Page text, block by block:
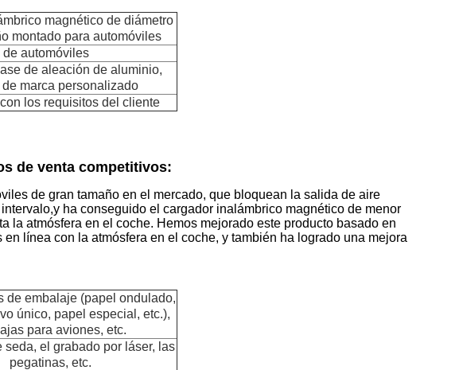
magnético de diámetro
montado para automóviles
de automóviles
de aleación de aluminio,
de marca personalizado
los requisitos del cliente
de venta competitivos:
de gran tamaño en el mercado, que bloquean la salida de aire
ha conseguido el cargador inalámbrico magnético de menor
la atmósfera en el coche. Hemos mejorado este producto basado en
línea con la atmósfera en el coche, y también ha logrado una mejora
de embalaje (papel ondulado,
único, papel especial, etc.),
para aviones, etc.
seda, el grabado por láser, las
pegatinas, etc.